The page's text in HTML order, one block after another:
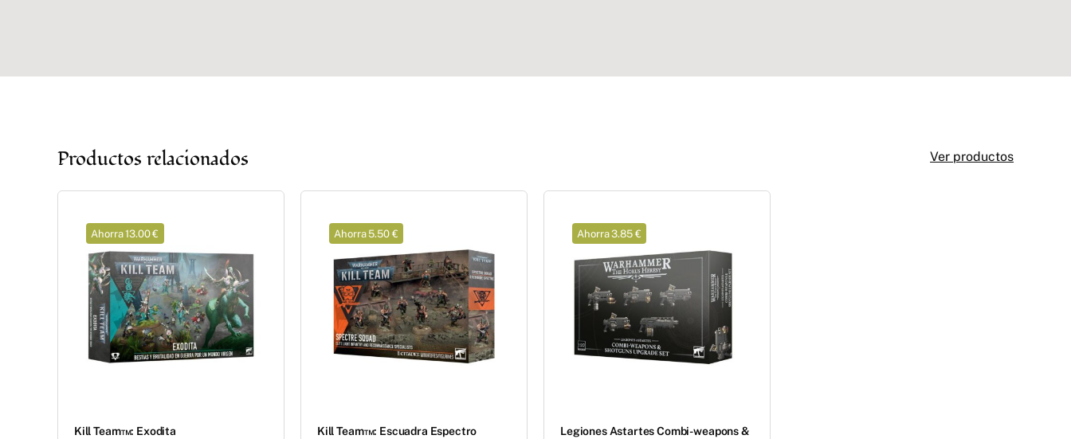
Productos relacionados Ver productos
Ahorra 13.00 €
Kill Team™: Exodita
Ahorra 5.50 €
Kill Team™: Escuadra Espectro
Ahorra 3.85 €
Legiones Astartes Combi-weapons &